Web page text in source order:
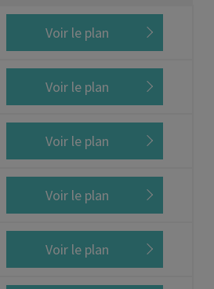
Voir le plan
Voir le plan
Voir le plan
Voir le plan
Voir le plan